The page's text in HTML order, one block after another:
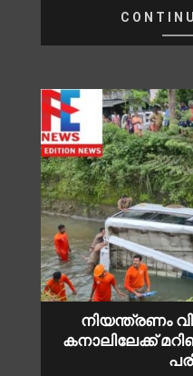
നിയന്ത്രണം
കനാലിലേക്ക്